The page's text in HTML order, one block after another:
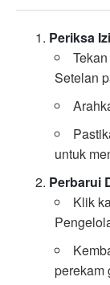
Periksa
Tekan
Setelan
untuk
Perbarui
Klik
perekam